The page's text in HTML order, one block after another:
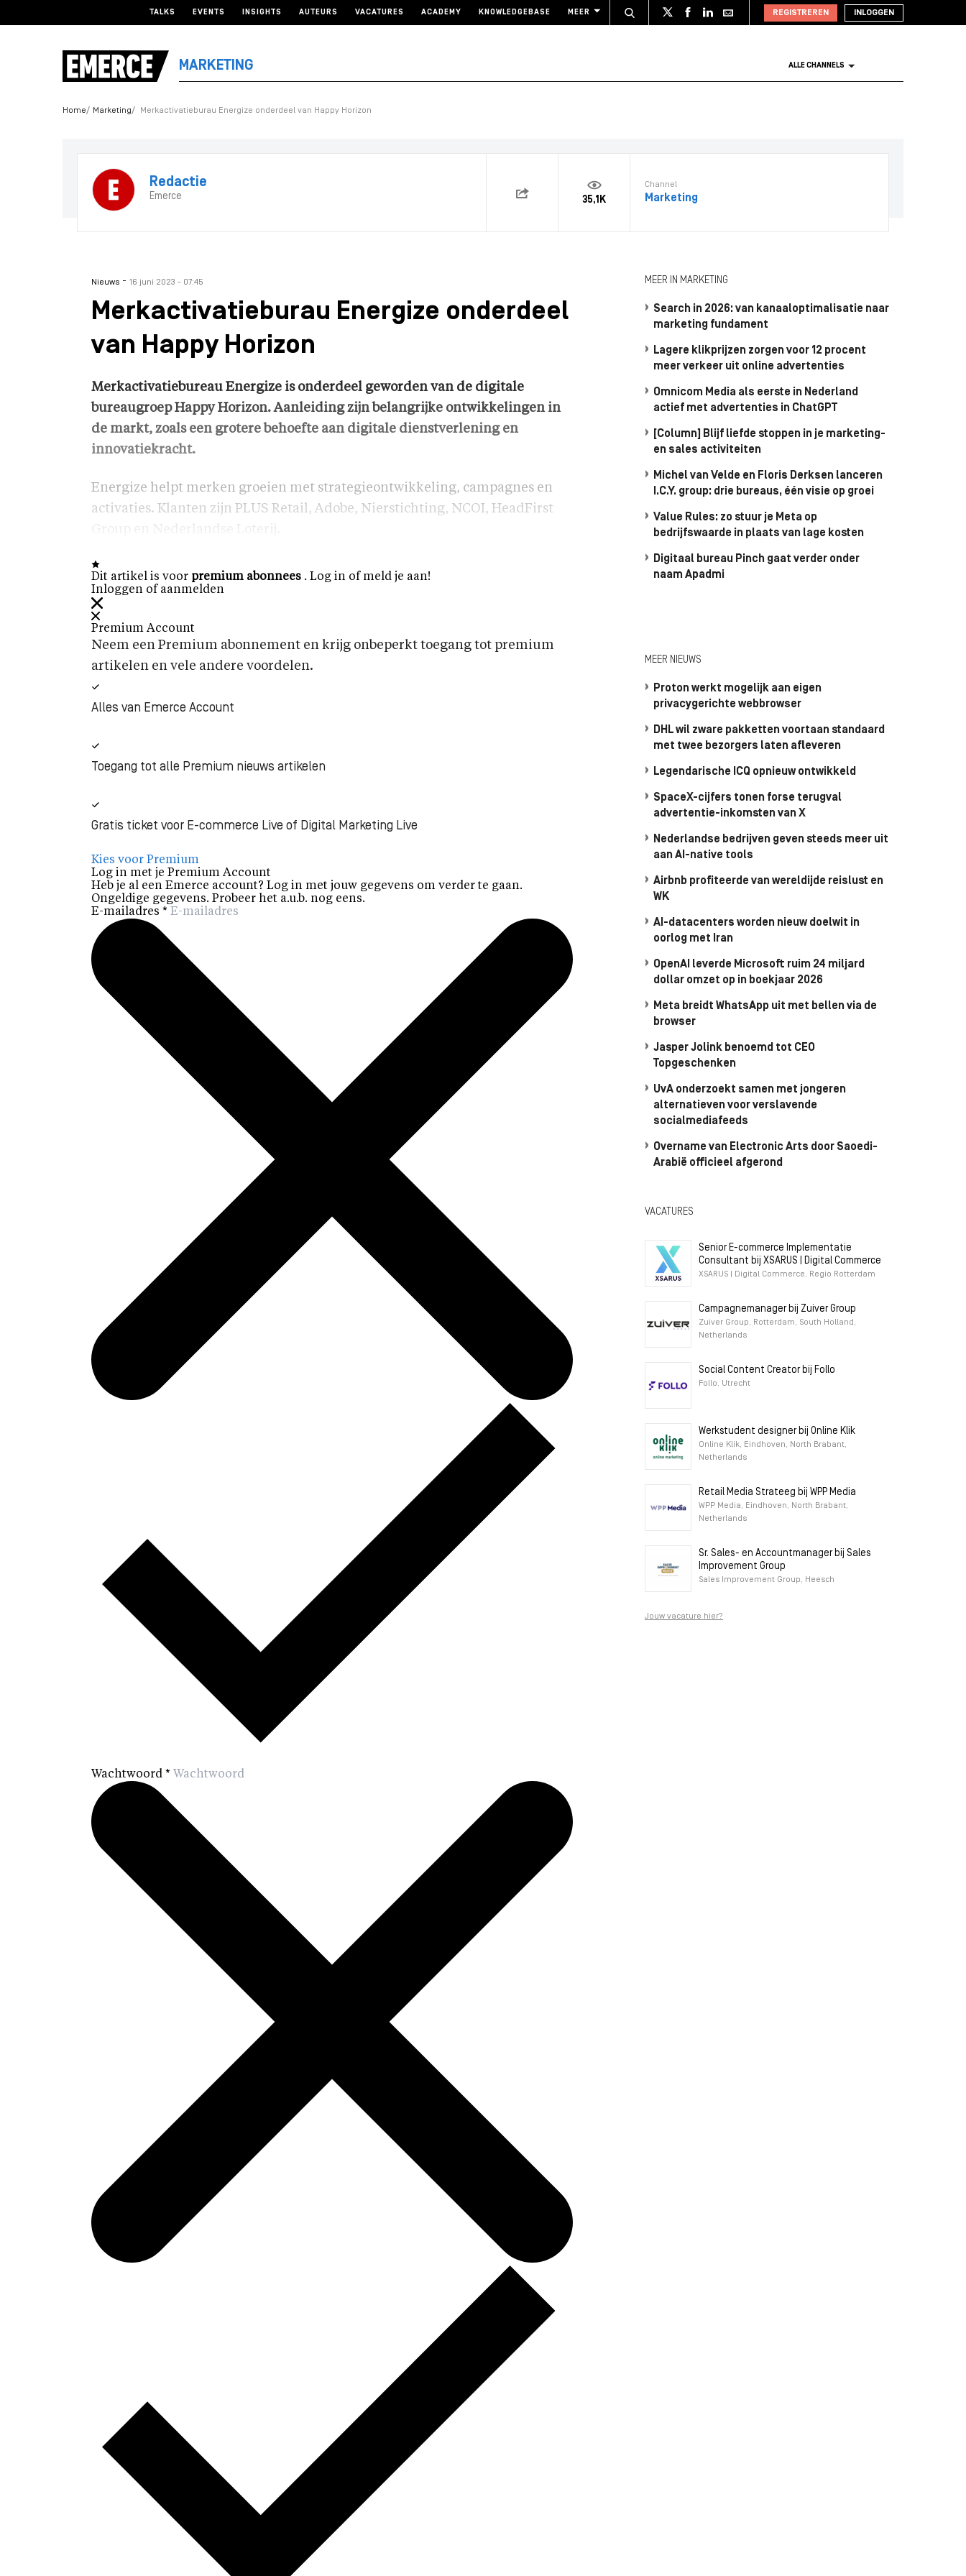
TALKS EVENTS INSIGHTS AUTEURS VACATURES ACADEMY KNOWLEDGEBASE MEER REGISTREREN INLOGGEN
MARKETING ALLE CHANNELS
Home Marketing Merkactivatieburau Energize onderdeel van Happy Horizon
Redactie
Emerce 35,1K
Channel
Marketing
Nieuws - 16 juni 2023 - 07:45
Merkactivatieburau Energize onderdeel
van Happy Horizon
Merkactivatiebureau Energize is onderdeel geworden van de digitale
bureaugroep Happy Horizon. Aanleiding zijn belangrijke ontwikkelingen in
de markt, zoals een grotere behoefte aan digitale dienstverlening en
innovatiekracht.
Energize helpt merken groeien met strategieontwikkeling, campagnes en
activaties. Klanten zijn PLUS Retail, Adobe, Nierstichting, NCOI, HeadFirst
Dit artikel is voor premium abonnees . Log in of meld je aan!
Inloggen of aanmelden
Premium Account
Neem een Premium abonnement en krijg onbeperkt toegang tot premium
artikelen en vele andere voordelen.
Alles van Emerce Account
Toegang tot alle Premium nieuws artikelen
Gratis ticket voor E-commerce Live of Digital Marketing Live
Kies voor Premium
Log in met je Premium Account
Heb je al een Emerce account? Log in met jouw gegevens om verder te gaan.
Ongeldige gegevens. Probeer het a.u.b. nog eens.
E-mailadres *
Wachtwoord *
MEER IN MARKETING
Search in 2026: van kanaaloptimalisatie naar
marketing fundament
Lagere klikprijzen zorgen voor 12 procent
meer verkeer uit online advertenties
Omnicom Media als eerste in Nederland
actief met advertenties in ChatGPT
[Column] Blijf liefde stoppen in je marketing-
en sales activiteiten
Michel van Velde en Floris Derksen lanceren
I.C.Y. group: drie bureaus, één visie op groei
Value Rules: zo stuur je Meta op
bedrijfswaarde in plaats van lage kosten
Digitaal bureau Pinch gaat verder onder
naam Apadmi
MEER NIEUWS
Proton werkt mogelijk aan eigen
privacygerichte webbrowser
DHL wil zware pakketten voortaan standaard
met twee bezorgers laten afleveren
Legendarische ICQ opnieuw ontwikkeld
SpaceX-cijfers tonen forse terugval
advertentie-inkomsten van X
Nederlandse bedrijven geven steeds meer uit
aan AI-native tools
Airbnb profiteerde van wereldijde reislust en
WK
AI-datacenters worden nieuw doelwit in
oorlog met Iran
OpenAI leverde Microsoft ruim 24 miljard
dollar omzet op in boekjaar 2026
Meta breidt WhatsApp uit met bellen via de
browser
Jasper Jolink benoemd tot CEO
Topgeschenken
UvA onderzoekt samen met jongeren
alternatieven voor verslavende
socialmediafeeds
Overname van Electronic Arts door Saoedi-
Arabië officieel afgerond
VACATURES
Senior E-commerce Implementatie
Consultant bij XSARUS | Digital Commerce
XSARUS | Digital Commerce, Regio Rotterdam
Campagnemanager bij Zuiver Group
Zuiver Group, Rotterdam, South Holland,
Netherlands
Social Content Creator bij Follo
Follo, Utrecht
Werkstudent designer bij Online Klik
Online Klik, Eindhoven, North Brabant,
Netherlands
Retail Media Strateeg bij WPP Media
WPP Media, Eindhoven, North Brabant,
Netherlands
Sr. Sales- en Accountmanager bij Sales
Improvement Group
Sales Improvement Group, Heesch
Jouw vacature hier?